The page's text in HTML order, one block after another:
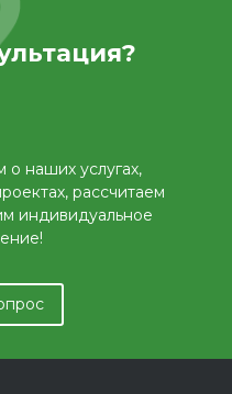
наших услугах,
рассчитаем
индивидуальное